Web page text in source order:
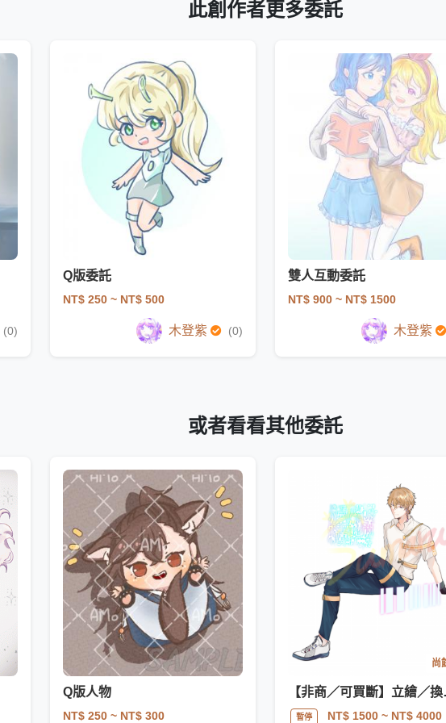
此創作者更多委託
(0)
Q版委託
NT$ 250 ~ NT$ 500
木登紫 (0)
雙人互動委託
NT$ 900 ~ NT$ 1500
木登紫
或者看看其他委託
Q版人物
NT$ 250 ~ NT$ 300
尚
【非
暫停 NT$ 1500~ NT$ 4000